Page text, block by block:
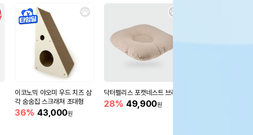
이코노믹 야오미 우드 치즈 삼
각 숨숨집 스크래쳐 초대형
36% 43,000원
닥터펠리스 포캣네스트 브라운
28% 49,900원